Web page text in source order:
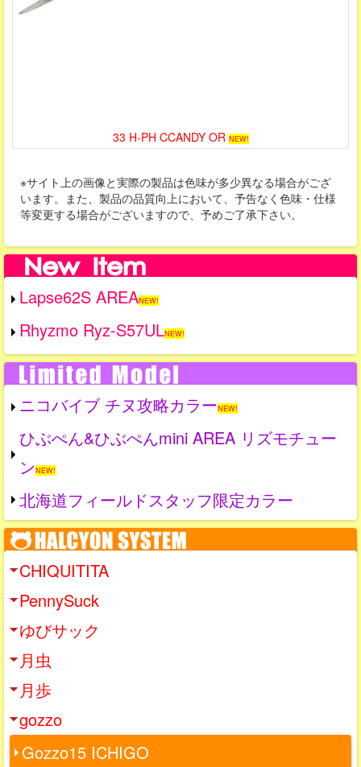
33 H-PH CCANDY OR NEW!
※サイト上の画像と実際の製品は色味が多少異なる場合がござ
います。また、製品の品質向上において、予告なく色味・仕様
等変更する場合がございますので、予めご了承下さい。
Lapse62S AREANEW!
Rhyzmo Ryz-S57ULNEW!
ニコバイブ チヌ攻略カラーNEW!
ひぶぺん&ひぶぺんmini AREA リズモチュー
ンNEW!
北海道フィールドスタッフ限定カラー
CHIQUITITA
PennySuck
ゆびサック
月虫
月歩
gozzo
Gozzo15 ICHIGO